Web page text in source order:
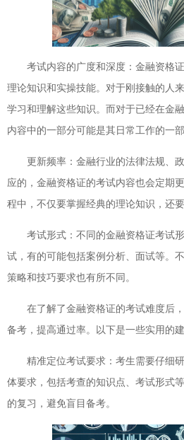
考试内容的广度和深度：金融资格
理论知识和实操技能。对于刚接触的人
学习和理解这些知识。而对于已经在金
内容中的一部分可能是其日常工作的一
更新频率：金融行业的法律法规、
应的，金融资格证的考试内容也会定期
程中，不仅要掌握经典的理论知识，还
考试形式：不同的金融资格证考试
试，有的可能包括案例分析、面试等。
策略和技巧要求也有所不同。
在了解了金融资格证的考试难度后
备考，提高通过率。以下是一些实用的建
精准定位考试要求：考生需要仔细
体要求，包括考查的知识点、考试形式
的复习，避免盲目备考。